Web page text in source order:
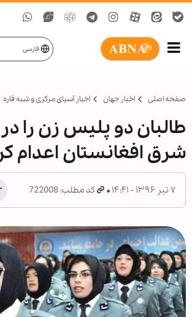
فارسی
صفحه اصلی اخبار جهان اخبار آسیای مرکزی و شبه قاره
طالبان دو پلیس زن را
شرق افغانستان اعدام
۷ تیر ۱۳۹۶ - ۱۴:۴۱ کد مطلب: 722008